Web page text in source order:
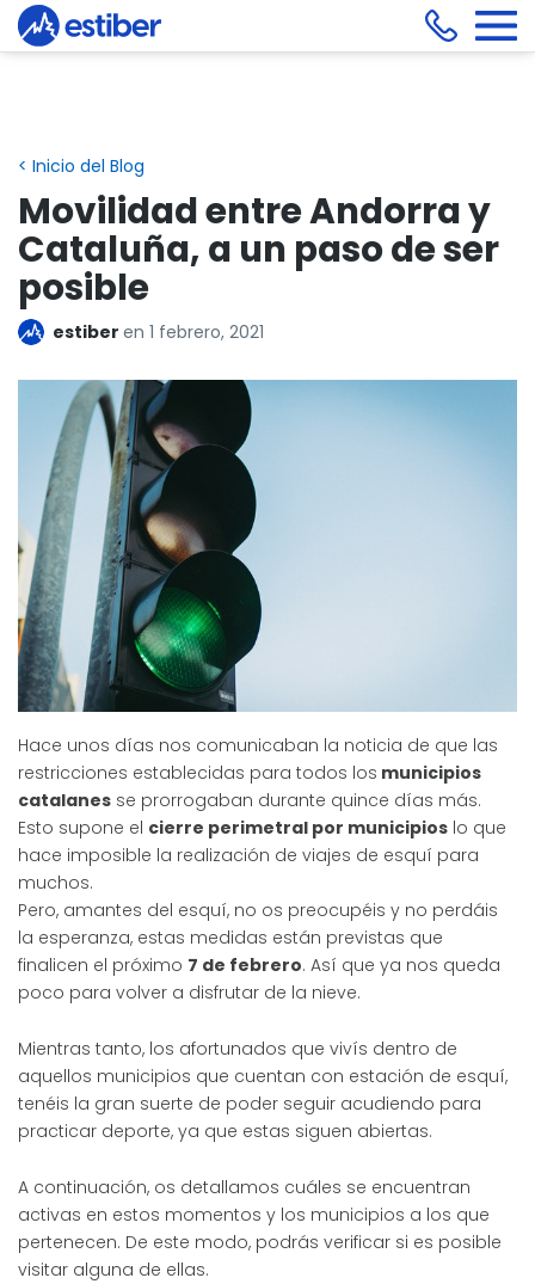
< Inicio del Blog
Movilidad entre Andorra y
Cataluña, a un paso de ser
posible
estiber en 1 febrero, 2021
Hace unos días nos comunicaban la noticia de que las
restricciones establecidas para todos los municipios
catalanes se prorrogaban durante quince días más.
Esto supone el cierre perimetral por municipios lo que
hace imposible la realización de viajes de esquí para
muchos.
Pero, amantes del esquí, no os preocupéis y no perdáis
la esperanza, estas medidas están previstas que
finalicen el próximo 7 de febrero. Así que ya nos queda
poco para volver a disfrutar de la nieve.
Mientras tanto, los afortunados que vivís dentro de
aquellos municipios que cuentan con estación de esquí,
tenéis la gran suerte de poder seguir acudiendo para
practicar deporte, ya que estas siguen abiertas.
A continuación, os detallamos cuáles se encuentran
activas en estos momentos y los municipios a los que
pertenecen. De este modo, podrás verificar si es posible
visitar alguna de ellas.